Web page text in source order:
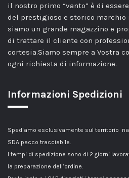
il nostro primo “vanto” è di
del prestigioso e storico marchio
siamo un grande magazzino e
di trattare il cliente con
cortesia.Siamo sempre a Vostra
ogni richiesta di informazione.
Informazioni Spedizioni
Spediamo esclusivamente sul territorio
SDA pacco tracciabile.
I tempi di spedizione sono di 2 giorni
la preparazione dell’ordine.